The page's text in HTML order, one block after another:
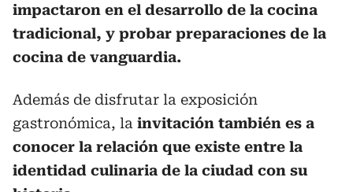
impactaron en el desarrollo de la cocina
tradicional, y probar preparaciones de la
cocina de vanguardia.
Además de disfrutar la exposición
gastronómica, la invitación también es a
conocer la relación que existe entre la
identidad culinaria de la ciudad con su